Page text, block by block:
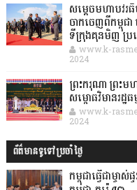
សម្តេចមហាបវ
ចាកចេញពីកម្ពុជ
ទីក្រុងគុនមិញ ប្រ
www.k-
2024
ព្រះករុណា ព្រះមហ
សម្ពោធវិមានរដ្ឋធ
www.k-
2024
ព័ត៌មានទូទៅប្រចាំថ្ងៃ
កម្ពុជាធ្វើជាម្ច